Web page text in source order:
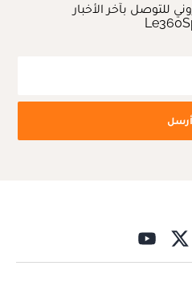
للتوصل بآخر الأخبار
أرسل